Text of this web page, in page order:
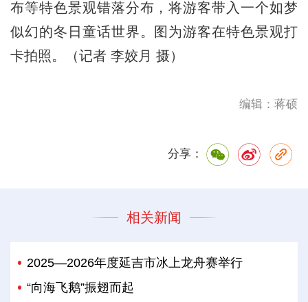
布等特色景观错落分布，将游客带入一个如梦
似幻的冬日童话世界。图为游客在特色景观打
卡拍照。（记者 李姣月 摄）
编辑：蒋硕
分享：
相关新闻
2025—2026年度延吉市冰上龙舟赛举行
“向海飞鹅”振翅而起